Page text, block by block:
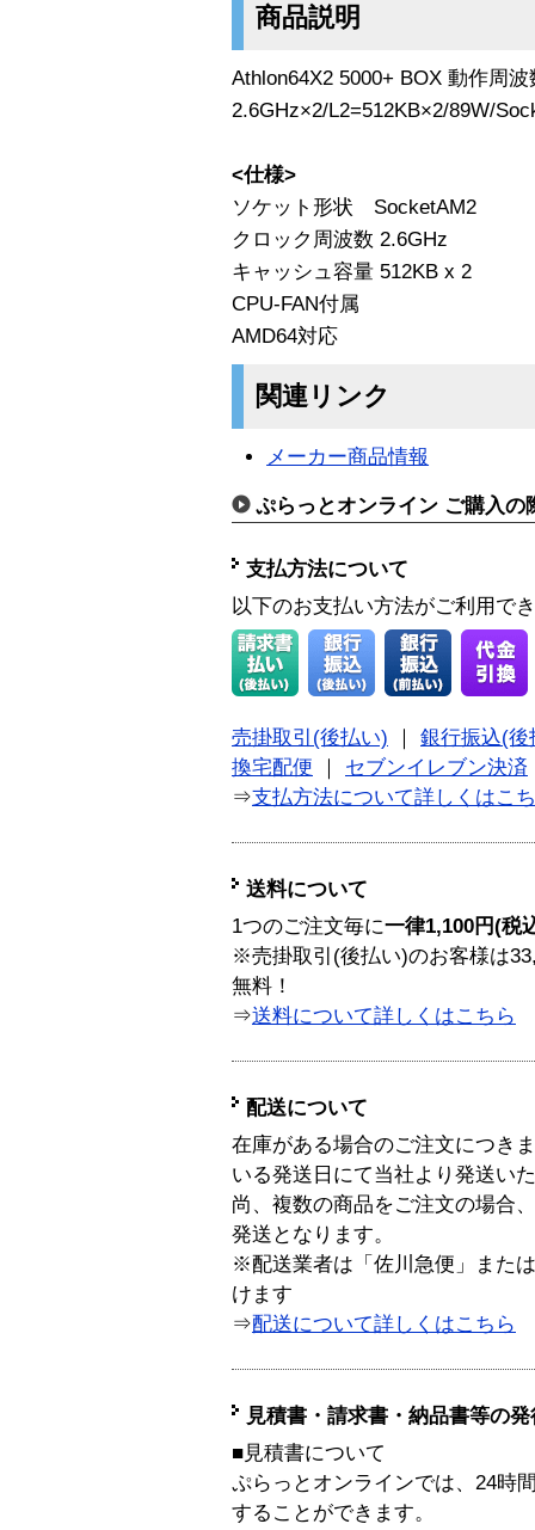
商品説明
Athlon64X2 5000+ BOX 動作周波
2.6GHz×2/L2=512KB×2/89W/
<仕様>
ソケット形状 SocketAM2
クロック周波数 2.6GHz
キャッシュ容量 512KB x 2
CPU-FAN付属
AMD64対応
関連リンク
メーカー商品情報
ぷらっとオンライン ご購入の
支払方法について
以下のお支払い方法がご利用で
売掛取引(後払い)
銀行振込(後
換宅配便
セブンイレブン決済
⇒支払方法について詳しくはこ
送料について
1つのご注文毎に一律1,100円(税
※売掛取引(後払い)のお客様は
無料！
⇒送料について詳しくはこちら
配送について
在庫がある場合のご注文につき
いる発送日にて当社より発送い
尚、複数の商品をご注文の場合
発送となります。
※配送業者は「佐川急便」また
けます
⇒配送について詳しくはこちら
見積書・請求書・納品書等の
■見積書について
ぷらっとオンラインでは、24時
することができます。